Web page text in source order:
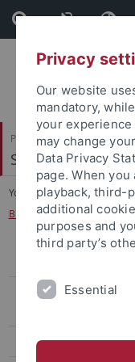
Skip
to
content
Skip
to
footer
Philosophische Fakultät
Sinologie
You are here: Startseite
B.A. Sinologie/Chinese
B.A. Sinologie/Chinese
B.A. Sinologie/Chinese
Privacy
Our website
mandatory,
your
may change
Data Privacy
page. When
playback, third-
additional
purposes and
third party’s
Essential